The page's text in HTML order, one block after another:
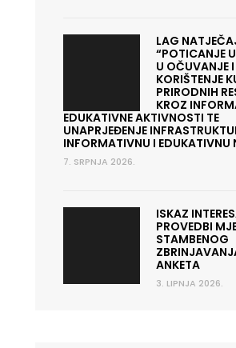
LAG
“POTICANJE
U OČUVANJE
KORIŠTENJE
PRIRODNIH
KROZ
EDUKATIVNE AKTIVNOSTI TE
UNAPRJEĐENJE
INFORMATIVNU I EDUKATIVNU
7. SRPNJA 2026.
ISKAZ
PROVEDBI
STAMBENOG
ANKETA
3. LIPNJA 2026.